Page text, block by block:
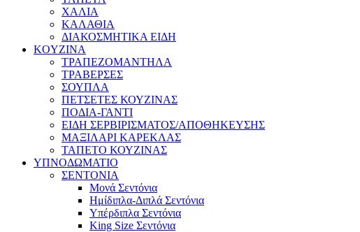
ΧΑΛΙΑ
ΚΑΛΑΘΙΑ
ΔΙΑΚΟΣΜΗΤΙΚΑ ΕΙΔΗ
KOYZINA
ΤΡΑΠΕΖΟΜΑΝΤΗΛΑ
ΤΡΑΒΕΡΣΕΣ
ΣΟΥΠΛΑ
ΠΕΤΣΕΤΕΣ ΚΟΥΖΙΝΑΣ
ΠΟΔΙΑ-ΓΑΝΤΙ
ΕΙΔΗ ΣΕΡΒΙΡΙΣΜΑΤΟΣ/ΑΠΟΘΗΚΕΥΣΗΣ
ΜΑΞΙΛΑΡΙ ΚΑΡΕΚΛΑΣ
ΤΑΠΕΤΟ ΚΟΥΖΙΝΑΣ
ΥΠΝΟΔΩΜΑΤΙΟ
ΣΕΝΤΟΝΙΑ
Μονά Σεντόνια
Ημίδιπλα-Διπλά Σεντόνια
Υπέρδιπλα Σεντόνια
King Size Σεντόνια